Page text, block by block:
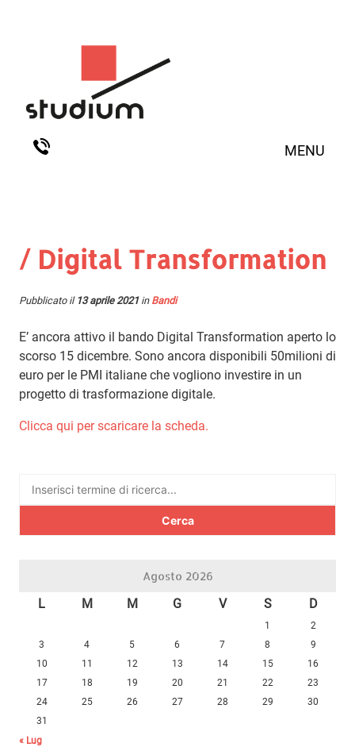
MENU
/ Digital Transformation
Pubblicato il 13 aprile 2021in Bandi
E’ ancora attivo il bando Digital Transformation aperto lo
scorso 15 dicembre. Sono ancora disponibili 50milioni di
euro per le PMI italiane che vogliono investire in un
progetto di trasformazione digitale.
Clicca qui per scaricare la scheda.
Ricerca
Agosto 2026
L M M G V S D
1
2
3
4 5 6 7 8
9
10
11 12 13 14 15
16
17
18 19 20 21 22
23
24
25 26 27 28 29
30
31
« Lug